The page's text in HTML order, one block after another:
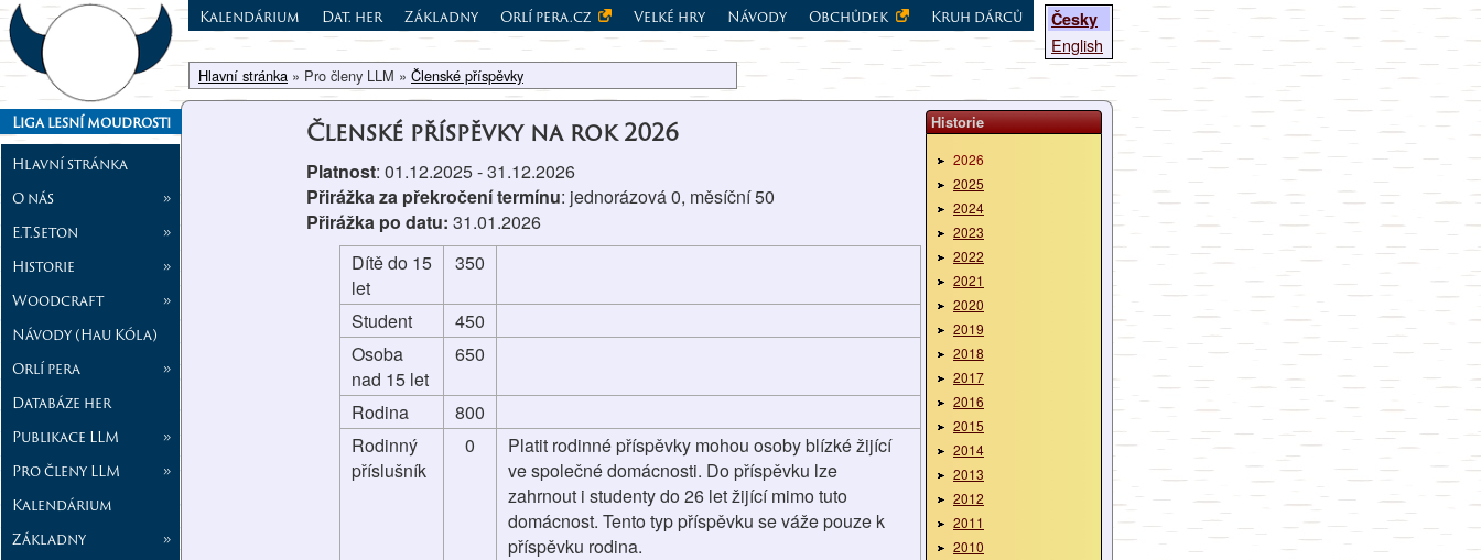
Liga lesní moudrosti
Hlavní stránka
O nás
»
E.T.Seton
»
Historie
»
Woodcraft
»
Návody (Hau Kóla)
Orlí pera
»
Databáze her
Publikace LLM
»
Pro členy LLM
»
Kalendárium
Základny
»
Česky
English
Kalendárium Dat. her Základny Orlí pera.cz Velké hry Návody Obchůdek Kruh dárců
Hlavní stránka » Pro členy LLM » Členské příspěvky
Historie
2026
2025
2024
2023
2022
2021
2020
2019
2018
2017
2016
2015
2014
2013
2012
2011
2010
Členské příspěvky na rok 2026
Platnost: 01.12.2025 - 31.12.2026
Přirážka za překročení termínu: jednorázová 0, měsíční 50
Přirážka po datu: 31.01.2026
Dítě do 15
let
350
Student
450
Osoba
nad 15 let
650
Rodina
800
Rodinný
příslušník
0
Platit rodinné příspěvky mohou osoby blízké žijící
ve společné domácnosti. Do příspěvku lze
zahrnout i studenty do 26 let žijící mimo tuto
domácnost. Tento typ příspěvku se váže pouze k
příspěvku rodina.